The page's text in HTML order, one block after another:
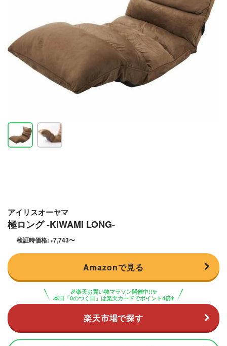
アイリスオーヤマ
極ロング -KIWAMI LONG-
検証時価格: ¥7,743〜
Amazonで見る
🎉楽天お買い物マラソン開催中!!✨
本日「0のつく日」は楽天カードでポイント4倍⬆️
楽天市場で探す